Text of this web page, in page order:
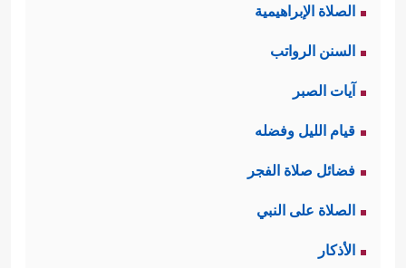
الصلاة الإبراهيمية
السنن الرواتب
آيات الصبر
قيام الليل وفضله
فضائل صلاة الفجر
الصلاة على النبي
الأذكار